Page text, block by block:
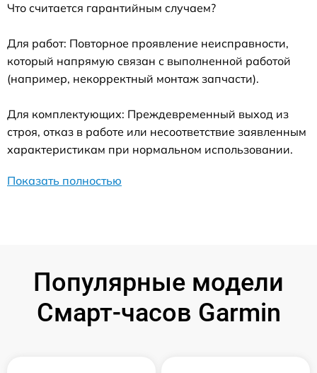
Что считается гарантийным случаем?
Для работ: Повторное проявление неисправности,
который напрямую связан с выполненной работой
(например, некорректный монтаж запчасти).
Для комплектующих: Преждевременный выход из
строя, отказ в работе или несоответствие заявленным
характеристикам при нормальном использовании.
Показать полностью
Популярные модели
Смарт-часов Garmin